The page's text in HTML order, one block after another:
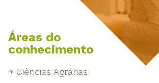
Áreas do
conhecimento
Ciências Agrárias